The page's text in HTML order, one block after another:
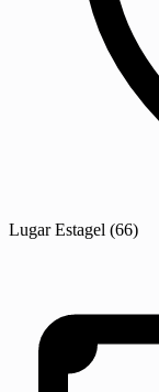
Lugar Estagel (66)